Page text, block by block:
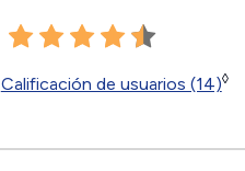
Calificación de usuarios (14)◊